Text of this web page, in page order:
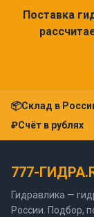
Поставка
📦Склад в
₽Счёт в рублях
777-
Гидравлика —
России. Подбор,